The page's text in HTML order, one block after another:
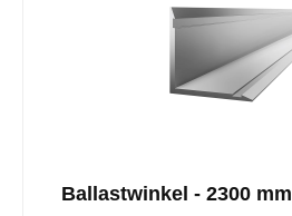
Ballastwinkel - 2300 mm